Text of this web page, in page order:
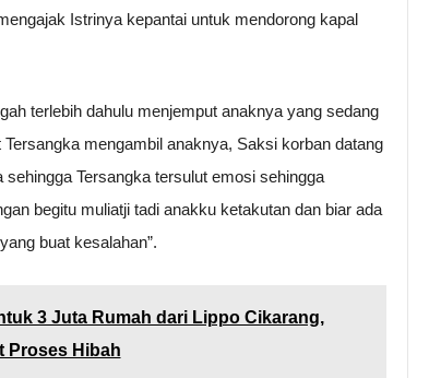
Istrinya kepantai untuk mendorong kapal
terlebih dahulu menjemput anaknya yang sedang
mengambil anaknya, Saksi korban datang
Tersangka tersulut emosi sehingga
begitu muliatji tadi anakku ketakutan dan biar ada
buat kesalahan”.
3 Juta Rumah dari Lippo Cikarang,
Proses Hibah